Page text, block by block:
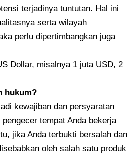
terjadinya tuntutan. Hal ini
serta wilayah
perlu dipertimbangkan juga
Dollar, misalnya 1 juta USD, 2
hukum?
kewajiban dan persyaratan
tempat Anda bekerja
jika Anda terbukti bersalah dan
oleh salah satu produk